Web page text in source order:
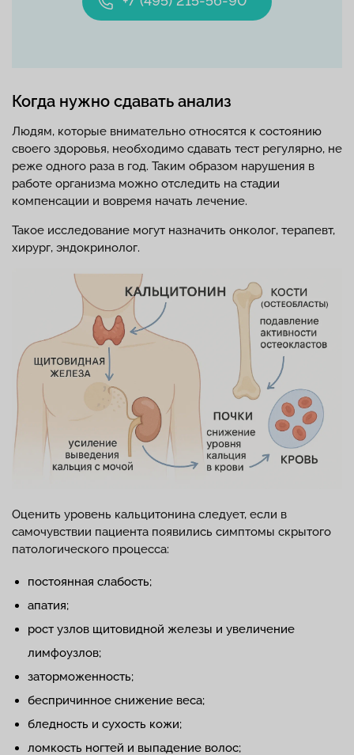
Когда нужно сдавать анализ
Людям, которые внимательно относятся к состоянию
своего здоровья, необходимо сдавать тест регулярно, не
реже одного раза в год. Таким образом нарушения в
работе организма можно отследить на стадии
компенсации и вовремя начать лечение.
Такое исследование могут назначить онколог, терапевт,
хирург, эндокринолог.
Оценить уровень кальцитонина следует, если в
самочувствии пациента появились симптомы скрытого
патологического процесса:
постоянная слабость;
апатия;
рост узлов щитовидной железы и увеличение
лимфоузлов;
заторможенность;
беспричинное снижение веса;
бледность и сухость кожи;
ломкость ногтей и выпадение волос;